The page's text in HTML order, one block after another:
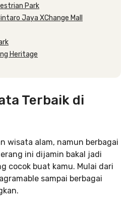
Park
Jaya XChange Mall
Heritage
Terbaik di
wisata alam, namun berbagai
ini dijamin bakal jadi
cocok buat kamu. Mulai dari
sampai berbagai